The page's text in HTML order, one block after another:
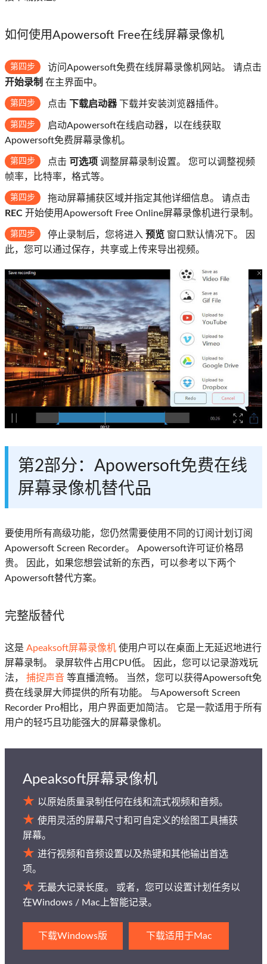
如何使用Apowersoft Free在线屏幕录像机
第四步
访问Apowersoft免费在线屏幕录像机网站。 请点击
开始录制 在主界面中。
第四步 点击 下载启动器下载并安装浏览器插件。
第四步
启动Apowersoft在线启动器，以在线获取
Apowersoft免费屏幕录像机。
第四步 点击 可选项 调整屏幕录制设置。 您可以调整视频
帧率，比特率，格式等。
第四步
拖动屏幕捕获区域并指定其他详细信息。 请点击
REC 开始使用Apowersoft Free Online屏幕录像机进行录制。
第四步 停止录制后，您将进入 预览 窗口默认情况下。 因
此，您可以通过保存，共享或上传来导出视频。
第2部分：Apowersoft免费在线
屏幕录像机替代品
要使用所有高级功能，您仍然需要使用不同的订阅计划订阅
Apowersoft Screen Recorder。 Apowersoft许可证价格昂
贵。 因此，如果您想尝试新的东西，可以参考以下两个
Apowersoft替代方案。
完整版替代
这是 Apeaksoft屏幕录像机 使用户可以在桌面上无延迟地进行
屏幕录制。 录屏软件占用CPU低。 因此，您可以记录游戏玩
法， 捕捉声音 等直播流畅。 当然，您可以获得Apowersoft免
费在线录屏大师提供的所有功能。 与Apowersoft Screen
Recorder Pro相比，用户界面更加简洁。 它是一款适用于所有
用户的轻巧且功能强大的屏幕录像机。
Apeaksoft屏幕录像机
以原始质量录制任何在线和流式视频和音频。
使用灵活的屏幕尺寸和可自定义的绘图工具捕获
屏幕。
进行视频和音频设置以及热键和其他输出首选
项。
无最大记录长度。 或者，您可以设置计划任务以
在Windows / Mac上智能记录。
下载Windows版 下载适用于Mac